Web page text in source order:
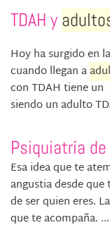
TDAH y
Hoy ha surgido en
cuando llegan a
con TDAH tiene un
siendo un adulto
Psiquiatría de
Esa idea que te
angustia desde
de ser quien eres.
que te acompaña. ...